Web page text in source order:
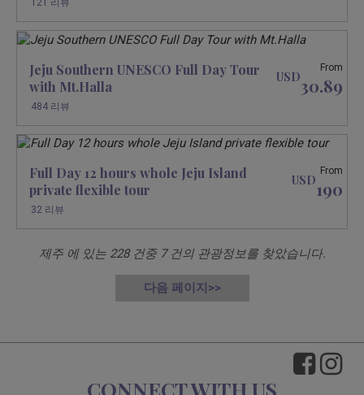
121 리뷰
Jeju Southern UNESCO Full Day Tour
with Mt.Halla
484 리뷰
From
USD30.89
Full Day 12 hours whole Jeju Island
private flexible tour
32 리뷰
From
USD190
제주 에 있는 228건중 7건의 관광정보를 찾았습니다.
다음 페이지>>
CONNECT WITH US